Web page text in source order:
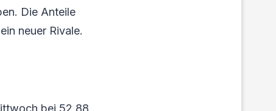
Die Anteile
neuer Rivale.
bei 52,88